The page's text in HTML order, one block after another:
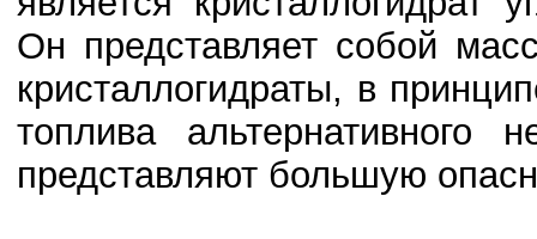
Он представляет собой
кристаллогидраты, в
топлива
представляют большую